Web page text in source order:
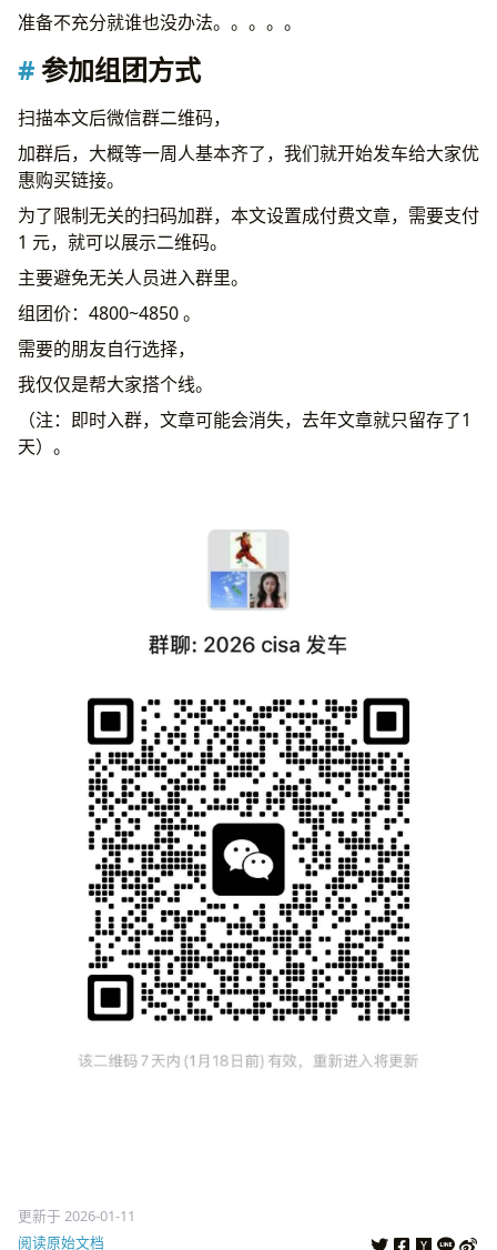
准备不充分就谁也没办法。。。。。
参加组团方式
扫描本文后微信群二维码，
加群后，大概等一周人基本齐了，我们就开始发车给大家优
惠购买链接。
为了限制无关的扫码加群，本文设置成付费文章，需要支付
1 元，就可以展示二维码。
主要避免无关人员进入群里。
组团价：4800~4850 。
需要的朋友自行选择，
我仅仅是帮大家搭个线。
（注：即时入群，文章可能会消失，去年文章就只留存了1
天）。
更新于 2026-01-11
阅读原始文档